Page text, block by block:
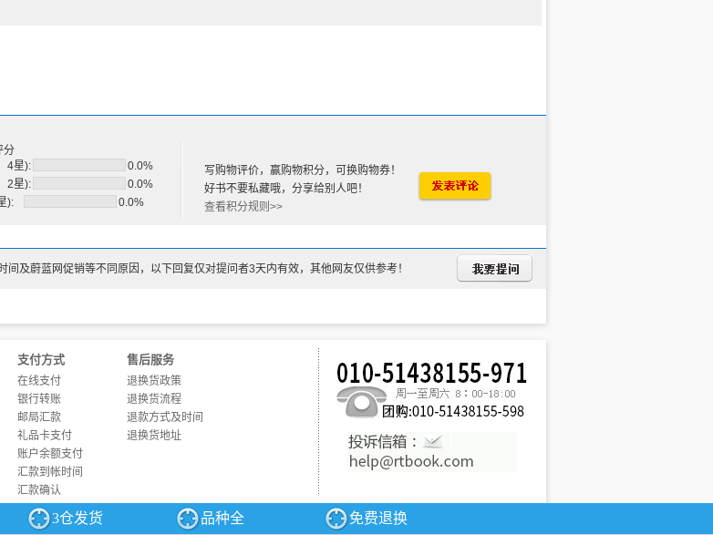
分
4星):
0.0%
2星):
0.0%
):
0.0%
写购物评价，赢购物积分，可换购物券！
好书不要私藏哦，分享给别人吧！
查看积分规则>>
间及蔚蓝网促销等不同原因，以下回复仅对提问者3天内有效，其他网友仅供参考！
支付方式
在线支付
银行转账
邮局汇款
礼品卡支付
账户余额支付
汇款到帐时间
汇款确认
售后服务
退换货政策
退换货流程
退款方式及时间
退换货地址
3仓发货 品种全 免费退换